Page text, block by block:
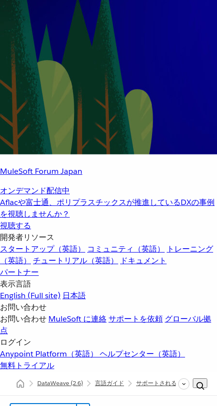
MuleSoft Forum Japan
オンデマンド配信中
Aflacや富士通、ポリプラスチックスが推進しているDXの事例
を視聴しませんか？
視聴する
開発者リソース
スタートアップ（英語）
コミュニティ（英語）
トレーニング
（英語）
チュートリアル（英語）
ドキュメント
パートナー
表示言語
English (Full site) 日本語
お問い合わせ
お問い合わせ MuleSoft に連絡サポートを依頼 グローバル拠
点
ログイン
Anypoint Platform（英語） ヘルプセンター（英語）
無料トライアル
DataWeave(2.6) 言語ガイド サポートされるデータ形式